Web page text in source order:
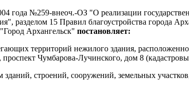
года №259-внеоч.-ОЗ "О реализации
разделом 15 Правил благоустройства города
Архангельск" постановляет:
территорий нежилого здания,
Чумбарова-Лучинского, дом 8
строений, сооружений, земельных